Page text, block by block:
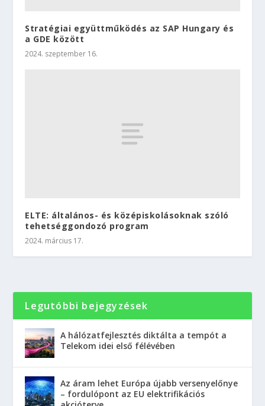
Stratégiai együttműködés az SAP Hungary és
a GDE között
2024. szeptember 16.
ELTE: általános- és középiskolásoknak szóló
tehetséggondozó program
2024. március 17.
Legutóbbi bejegyzések
A hálózatfejlesztés diktálta a tempót a
Telekom idei első félévében
Az áram lehet Európa újabb versenyelőnye
– fordulópont az EU elektrifikációs